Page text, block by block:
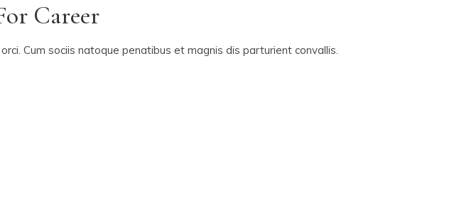
Career
Cum sociis natoque penatibus et magnis dis parturient convallis.